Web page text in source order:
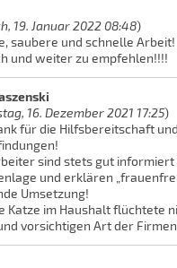
19. Januar 2022 08:48)
saubere und schnelle Arbeit!
und weiter zu empfehlen!!!!
16. Dezember 2021 17:25)
für die Hilfsbereitschaft
sind stets gut informiert
und erklären
Umsetzung!
Katze im Haushalt flüchtete
vorsichtigen Art der